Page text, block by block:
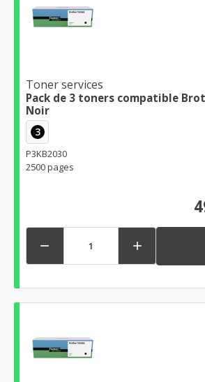
Toner services
Pack de 3 toners compatible
Noir
3
P3KB2030
2500 pages
 